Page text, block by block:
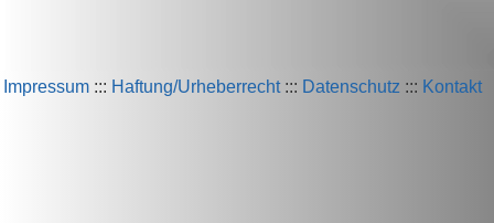
Impressum ::: Haftung/Urheberrecht::: Datenschutz ::: Kontakt